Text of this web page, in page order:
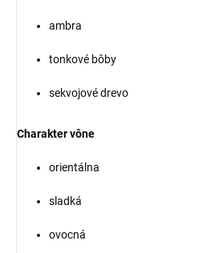
ambra
tonkové bôby
sekvojové drevo
Charakter vône
orientálna
sladká
ovocná